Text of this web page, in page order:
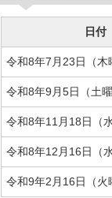
日付
令和8年7月23日（木
令和8年9月5日（土曜
令和8年11月18日（水
令和8年12月16日（水
令和9年2月16日（火